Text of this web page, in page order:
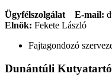
Ügyfélszolgálat
E-mail:
Elnök: Fekete László
Fajtagondozó
Dunántúli